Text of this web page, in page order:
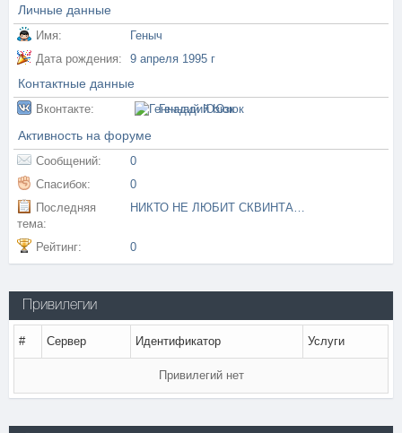
Личные данные
Имя:
Геныч
Дата рождения:
9 апреля 1995 г
Контактные данные
Вконтакте: Геннадий Юзюк
Активность на форуме
Сообщений:
0
Спасибок:
0
Последняя
тема:
НИКТО НЕ ЛЮБИТ СКВИНТАААА!!!! ))))
Рейтинг: 0
Привилегии
# Сервер Идентификатор Услуги
Привилегий нет